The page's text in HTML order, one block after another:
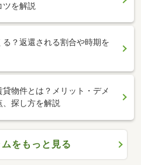
ツを解説
る？返還される割合や時期を
貸物件とは？メリット・デメ
、探し方を解説
をもっと見る